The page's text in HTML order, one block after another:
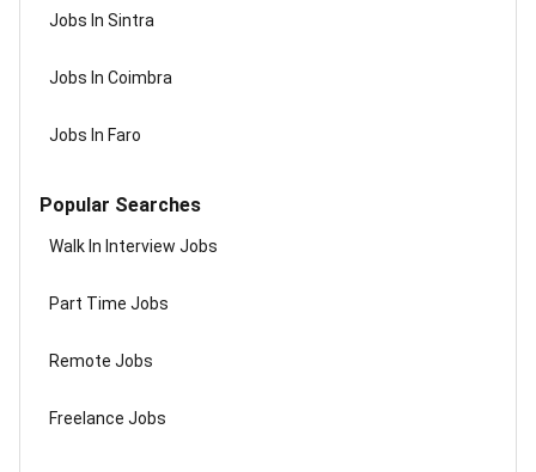
Jobs In Sintra
Jobs In Coimbra
Jobs In Faro
Popular Searches
Walk In Interview Jobs
Part Time Jobs
Remote Jobs
Freelance Jobs